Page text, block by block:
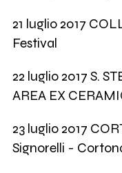
21 luglio 2017
Festival
22 luglio 2017 S.
AREA EX
23 luglio 2017
Signorelli -